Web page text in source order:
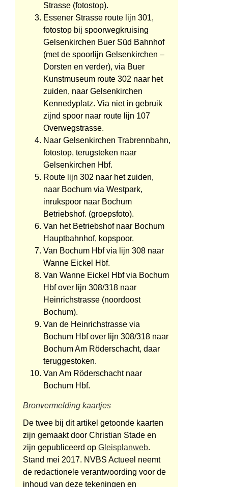
Strasse (fotostop).
Essener Strasse route lijn 301,
fotostop bij spoorwegkruising
Gelsenkirchen Buer Süd Bahnhof
(met de spoorlijn Gelsenkirchen –
Dorsten en verder), via Buer
Kunstmuseum route 302 naar het
zuiden, naar Gelsenkirchen
Kennedyplatz. Via niet in gebruik
zijnd spoor naar route lijn 107
Overwegstrasse.
Naar Gelsenkirchen Trabrennbahn,
fotostop, terugsteken naar
Gelsenkirchen Hbf.
Route lijn 302 naar het zuiden,
naar Bochum via Westpark,
inrukspoor naar Bochum
Betriebshof. (groepsfoto).
Van het Betriebshof naar Bochum
Hauptbahnhof, kopspoor.
Van Bochum Hbf via lijn 308 naar
Wanne Eickel Hbf.
Van Wanne Eickel Hbf via Bochum
Hbf over lijn 308/318 naar
Heinrichstrasse (noordoost
Bochum).
Van de Heinrichstrasse via
Bochum Hbf over lijn 308/318 naar
Bochum Am Röderschacht, daar
teruggestoken.
Van Am Röderschacht naar
Bochum Hbf.
Bronvermelding kaartjes
De twee bij dit artikel getoonde kaarten
zijn gemaakt door Christian Stade en
zijn gepubliceerd op Gleisplanweb.
Stand mei 2017. NVBS Actueel neemt
de redactionele verantwoording voor de
inhoud van deze tekeningen en